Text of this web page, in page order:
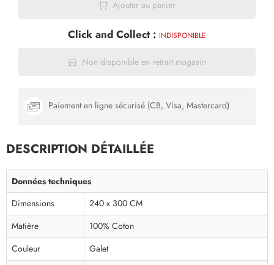
Ajouter au panier
Click and Collect : INDISPONIBLE
Non disponible en retrait magasin
Paiement en ligne sécurisé (CB, Visa, Mastercard)
DESCRIPTION DÉTAILLÉE
Données techniques
Dimensions
240 x 300 CM
Matière
100% Coton
Couleur
Galet